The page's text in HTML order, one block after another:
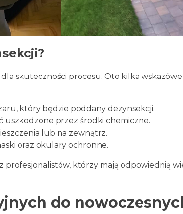
skuteczności procesu. Oto kilka
który będzie poddany dezynsekcji.
uszkodzone przez środki chemiczne.
lub na zewnątrz.
oraz okulary ochronne.
którzy mają odpowiednią
do